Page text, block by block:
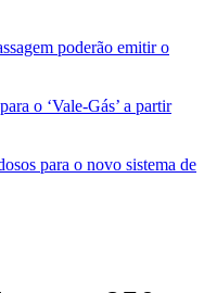
poderão emitir o
o ‘Vale-Gás’ a partir
para o novo sistema de